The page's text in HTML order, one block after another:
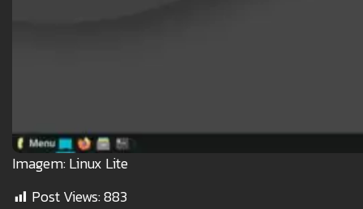
Imagem: Linux Lite
Post Views:883